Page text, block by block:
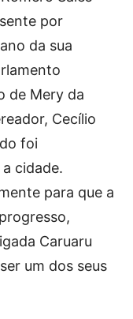
por
da sua
de Mery da
Cecílio
foi
cidade.
para que a
Caruaru
um dos seus